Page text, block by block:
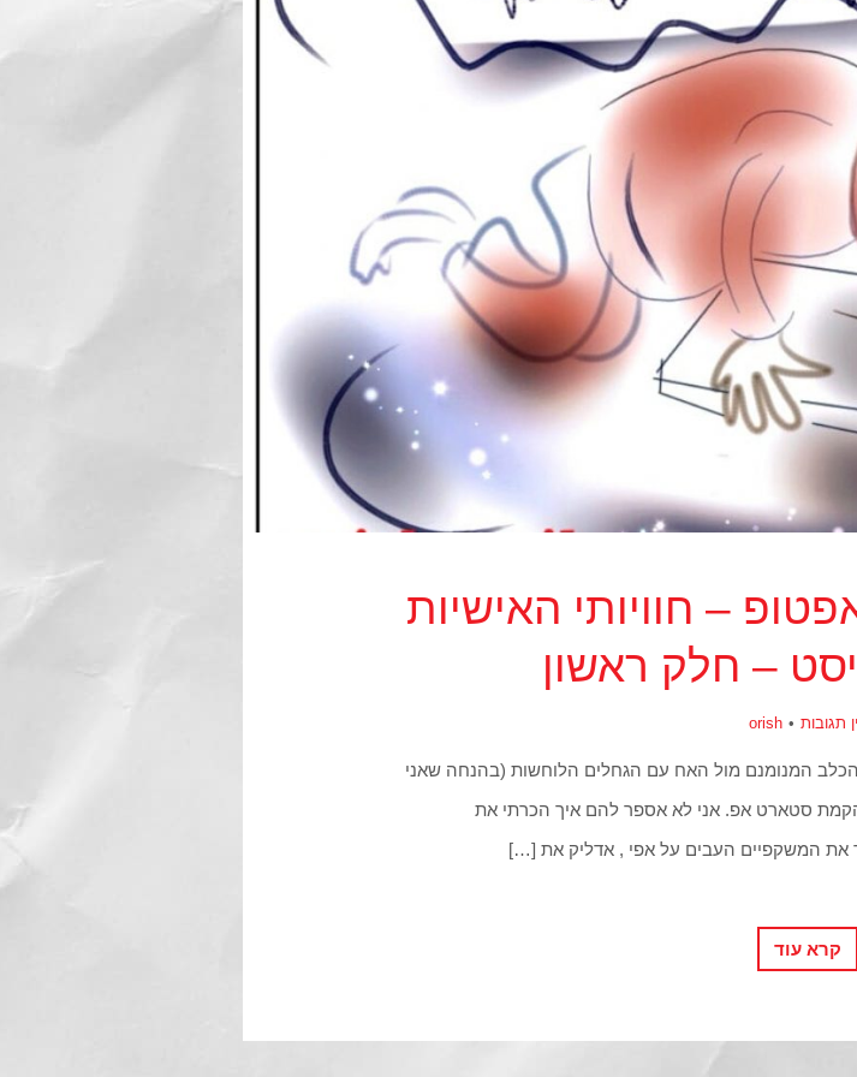
– חוויותי האישיות
– חלק ראשון
תגובות orish
המנומנם מול האח עם הגחלים הלוחשות (בהנחה שאני
סטארט אפ. אני לא אספר להם איך הכרתי את
את המשקפיים העבים על אפי , אדליק את […]
קרא עוד